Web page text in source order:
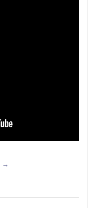
«Robots
→